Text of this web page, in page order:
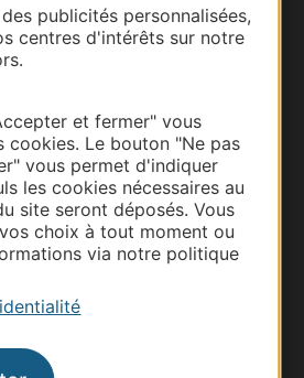
publicités personnalisées,
centres d'intérêts sur notre
et fermer" vous
cookies. Le bouton "Ne pas
vous permet d'indiquer
les cookies nécessaires au
site seront déposés. Vous
choix à tout moment ou
via notre politique